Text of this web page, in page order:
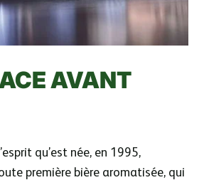
AVANT
qu’est née, en 1995,
première bière aromatisée, qui